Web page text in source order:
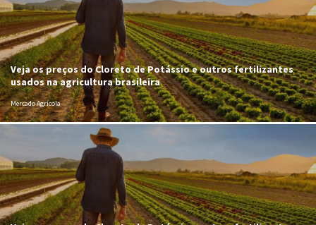
Veja os preços do Cloreto de Potássio e outros fertilizantes
usados na agricultura brasileira
Mercado Agrícola